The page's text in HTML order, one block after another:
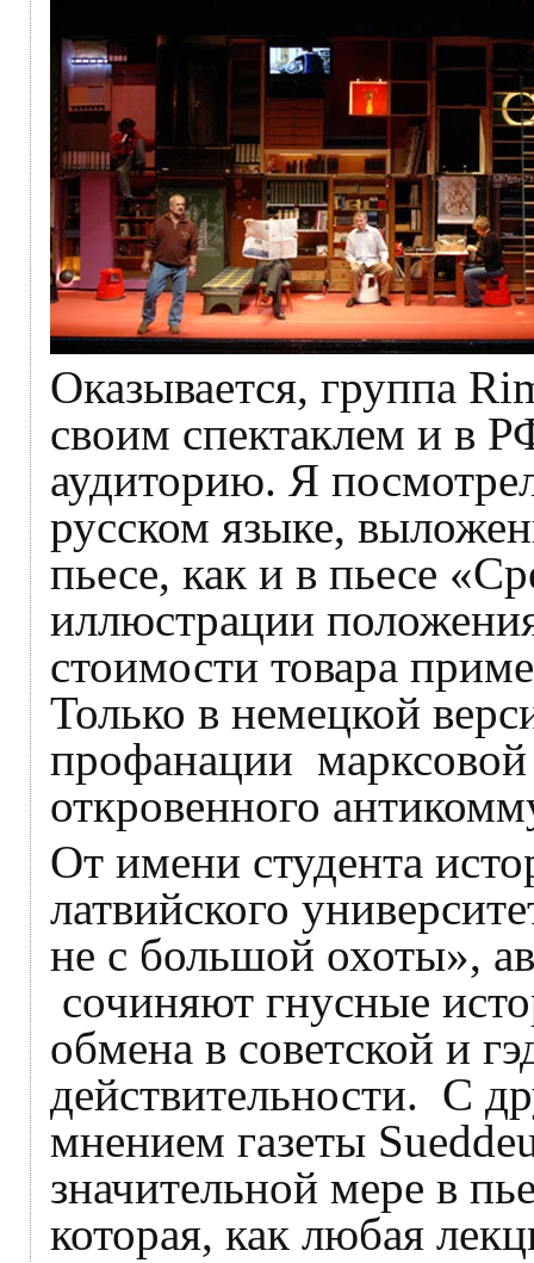
Оказывается, группа
своим спектаклем и в
аудиторию. Я
русском языке,
пьесе, как и в пьесе
иллюстрации
стоимости товара
Только в немецкой
профанации
откровенного
От имени студента
латвийского
не с большой охоты»,
сочиняют гнусные
обмена в советской и
действительности. С
мнением газеты
значительной мере в
которая, как любая